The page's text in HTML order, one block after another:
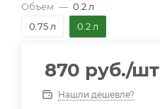
Объем — 0.2 л
0.75 л
0.2 л
870 руб./шт
Нашли дешевле?